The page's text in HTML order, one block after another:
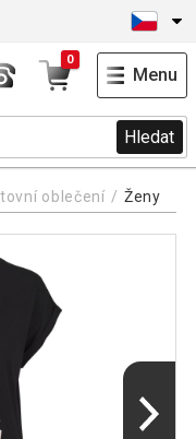
Hledat
0
Menu
oblečení Ženy